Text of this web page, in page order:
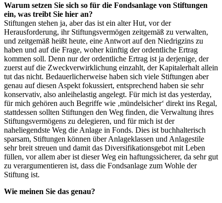
Warum setzen Sie sich so für die Fondsanlage von Stiftungen
ein, was treibt Sie hier an?
Stiftungen stehen ja, aber das ist ein alter Hut, vor der
Herausforderung, ihr Stiftungsvermögen zeitgemäß zu verwalten,
und zeitgemäß heißt heute, eine Antwort auf den Niedrigzins zu
haben und auf die Frage, woher künftig der ordentliche Ertrag
kommen soll. Denn nur der ordentliche Ertrag ist ja derjenige, der
zuerst auf die Zweckverwirklichung einzahlt, der Kapitalerhalt allein
tut das nicht. Bedauerlicherweise haben sich viele Stiftungen aber
genau auf diesen Aspekt fokussiert, entsprechend haben sie sehr
konservativ, also anleihelastig angelegt. Für mich ist das yesterday,
für mich gehören auch Begriffe wie ‚mündelsicher‘ direkt ins Regal,
stattdessen sollten Stiftungen den Weg finden, die Verwaltung ihres
Stiftungsvermögens zu delegieren, und für mich ist der
naheliegendste Weg die Anlage in Fonds. Dies ist buchhalterisch
sparsam, Stiftungen können über Anlageklassen und Anlagestile
sehr breit streuen und damit das Diversifikationsgebot mit Leben
füllen, vor allem aber ist dieser Weg ein haftungssicherer, da sehr gut
zu verargumentieren ist, dass die Fondsanlage zum Wohle der
Stiftung ist.
Wie meinen Sie das genau?